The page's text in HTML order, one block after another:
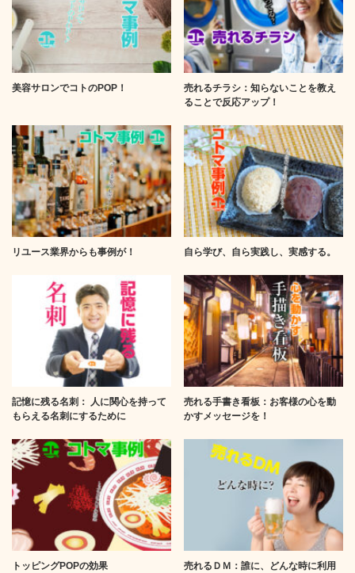
美容サロンでコトのPOP！
売れるチラシ：知らないことを教え
ることで反応アップ！
リユース業界からも事例が！ 自ら学び、自ら実践し、実感する。
記憶に残る名刺： 人に関心を持って
もらえる名刺にするために
売れる手書き看板：お客様の心を動
かすメッセージを！
トッピングPOPの効果
売れるＤＭ：誰に、どんな時に利用